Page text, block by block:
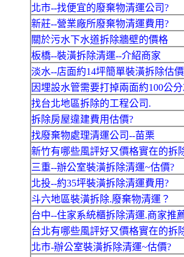
北市--找便宜的廢棄物清運公司?
新莊--營業廠所廢棄物清運費用?
關於污水下水道拆除牆壁的價格
板橋--裝潢拆除清運--介紹商家
淡水--店面約14坪簡單裝潢拆除估
因埋設水管需要打掉兩面約100公
找台北地區拆除的工程公司.
拆除房屋違建費用估價?
找廢棄物處理清運公司--苗栗
新竹有哪些風評好又價格實在的拆
三重--辦公室裝潢拆除清運~估價?
北投--約35坪裝潢拆除清運費用?
斗六地區裝潢拆除.廢棄物清運？
台中--住家系統櫃拆除清運.商家推
台北有哪些風評好又價格實在的拆
北市-辦公室裝潢拆除清運~估價?